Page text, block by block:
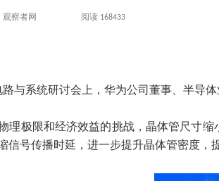
观察者网 阅读 168433
路与系统研讨会上，华为公司董事、半导
理极限和经济效益的挑战，晶体管尺寸
信号传播时延，进一步提升晶体管密度，